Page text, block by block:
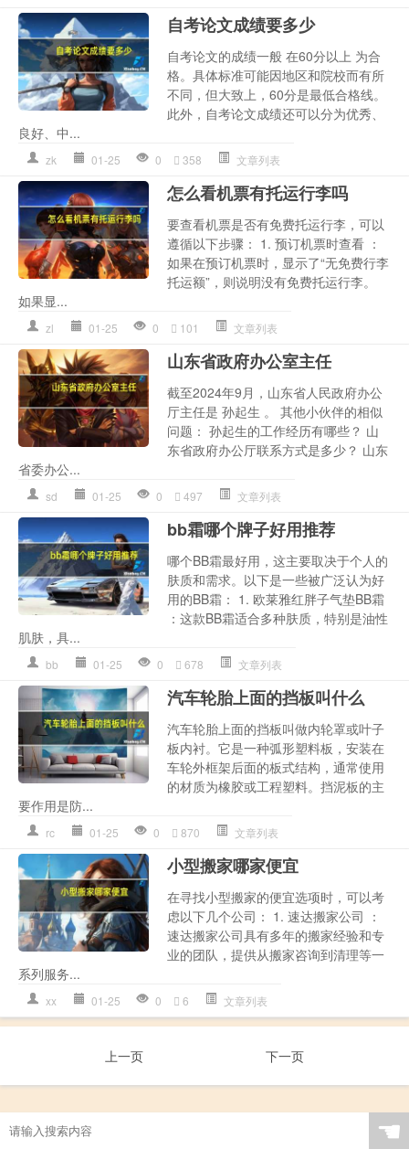
自考论文成绩要多少
自考论文的成绩一般 在60分以上 为合
格。具体标准可能因地区和院校而有所
不同，但大致上，60分是最低合格线。
此外，自考论文成绩还可以分为优秀、
良好、中...
zk 01-25 0 358 文章列表
怎么看机票有托运行李吗
要查看机票是否有免费托运行李，可以
遵循以下步骤： 1. 预订机票时查看 ：
如果在预订机票时，显示了“无免费行李
托运额”，则说明没有免费托运行李。
如果显...
zl 01-25 0 101 文章列表
山东省政府办公室主任
截至2024年9月，山东省人民政府办公
厅主任是 孙起生 。 其他小伙伴的相似
问题： 孙起生的工作经历有哪些？ 山
东省政府办公厅联系方式是多少？ 山东
省委办公...
sd 01-25 0 497 文章列表
bb霜哪个牌子好用推荐
哪个BB霜最好用，这主要取决于个人的
肤质和需求。以下是一些被广泛认为好
用的BB霜： 1. 欧莱雅红胖子气垫BB霜
：这款BB霜适合多种肤质，特别是油性
肌肤，具...
bb 01-25 0 678 文章列表
汽车轮胎上面的挡板叫什么
汽车轮胎上面的挡板叫做内轮罩或叶子
板内衬。它是一种弧形塑料板，安装在
车轮外框架后面的板式结构，通常使用
的材质为橡胶或工程塑料。挡泥板的主
要作用是防...
rc 01-25 0 870 文章列表
小型搬家哪家便宜
在寻找小型搬家的便宜选项时，可以考
虑以下几个公司： 1. 速达搬家公司 ：
速达搬家公司具有多年的搬家经验和专
业的团队，提供从搬家咨询到清理等一
系列服务...
xx 01-25 0 6 文章列表
上一页 下一页
☚